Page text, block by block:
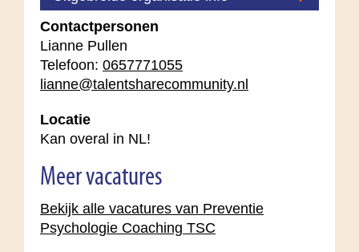
Contactpersonen
Lianne Pullen
Telefoon: 0657771055
lianne@talentsharecommunity.nl
Locatie
Kan overal in NL!
Meer vacatures
Bekijk alle vacatures van Preventie
Psychologie Coaching TSC